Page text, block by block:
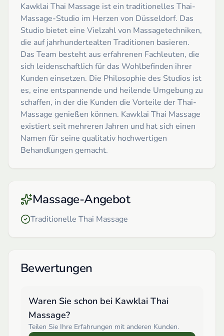
Kawklai Thai Massage ist ein traditionelles Thai-
Massage-Studio im Herzen von Düsseldorf. Das
Studio bietet eine Vielzahl von Massagetechniken,
die auf jahrhundertealten Traditionen basieren.
Das Team besteht aus erfahrenen Fachleuten, die
sich leidenschaftlich für das Wohlbefinden ihrer
Kunden einsetzen. Die Philosophie des Studios ist
es, eine entspannende und heilende Umgebung zu
schaffen, in der die Kunden die Vorteile der Thai-
Massage genießen können. Kawklai Thai Massage
existiert seit mehreren Jahren und hat sich einen
Namen für seine qualitativ hochwertigen
Behandlungen gemacht.
Massage-Angebot
Traditionelle Thai Massage
Bewertungen
Waren Sie schon bei Kawklai Thai
Massage?
Teilen Sie Ihre Erfahrungen mit anderen Kunden.